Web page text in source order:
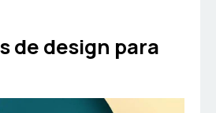
de design para